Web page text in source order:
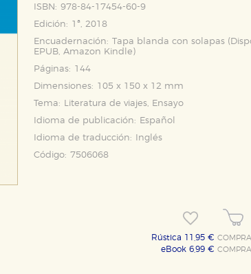
ISBN: 978-84-17454-60-9
Edición: 1ª, 2018
Encuadernación: Tapa blanda con solapas
EPUB, Amazon Kindle )
Páginas: 144
Dimensiones: 105 x 150 x 12 mm
Tema:
Literatura de viajes, Ensayo
Idioma de publicación:
Español
Idioma de traducción:
Inglés
Código: 7506068
Rústica 11,95 €
eBook 6,99 €
que nuestro sitio web funcione y no es posible
su experiencia de navegación y optimizar el
que no tenga que reconfigurarlos cada vez que